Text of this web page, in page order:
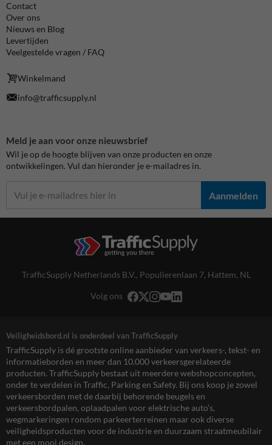
Contact
Over ons
Nieuws en Blog
Levertijden
Veelgestelde vragen / FAQ
Winkelmand
info@trafficsupply.nl
Meld je aan voor onze nieuwsbrief
Wil je op de hoogte blijven van onze producten en onze
ontwikkelingen. Vul dan hieronder je e-mailadres in.
Aanmelden
TrafficSupply Netherlands B.V., Populierenlaan 7, Hattem, NL
Volg ons
Veiligheidsbord.nl is onderdeel van TrafficSupply
TrafficSupply is dé grootste online aanbieder van verkeers-, tekst- en
informatieborden en meer dan 10.000 verkeersgerelateerde
producten. TrafficSupply bestaat uit meerdere webshopconcepten,
onder te verdelen in Traffic, Parking en Safety. Bij ons koop je zowel
verkeersborden met de daarbij behorende beugels en
verkeersbordpalen, oplaadpalen voor elektrische auto’s,
wegmarkeringen rondom parkeerterreinen maar ook diverse
veiligheidsproducten voor de industrie en duurzaam straatmeubilair
met een mooi design.